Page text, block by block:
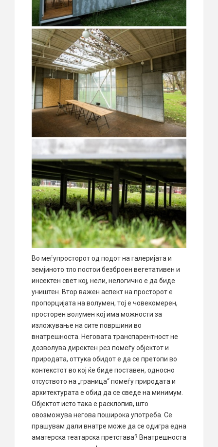
Во меѓупросторот од подот на галеријата и
земјиното тло постои безброен вегетативен и
инсектен свет кој, нели, нелогично е да биде
уништен. Втор важен аспект на просторот е
пропорцијата на волумен, тој е човекомерен,
просторен волумен кој има можности за
изложување на сите површини во
внатрешноста. Неговата транспарентност не
дозволува директен рез помеѓу објектот и
природата, оттука обидот е да се претопи во
контекстот во кој ќе биде поставен, односно
отсуството на „граница“ помеѓу природата и
архитектурата е обид да се сведе на минимум.
Објектот исто така е расклопив, што
овозможува негова поширока употреба. Се
прашувам дали внатре може да се одигра една
аматерска театарска претстава? Внатрешноста